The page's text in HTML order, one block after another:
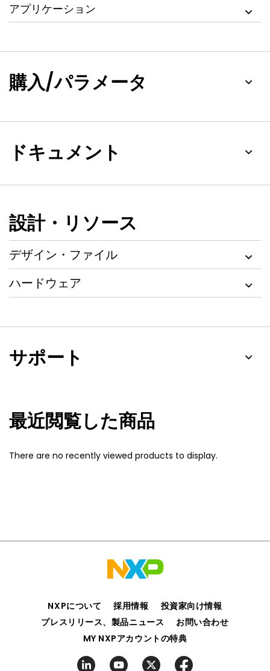
アプリケーション
購入/パラメータ
ドキュメント
設計・リソース
デザイン・ファイル
ハードウェア
サポート
最近閲覧した商品
There are no recently viewed products to display.
NXPについて 採用情報
投資家向け情報
プレスリリース、製品ニュース
お問い合わせ
MY NXPアカウントの特典